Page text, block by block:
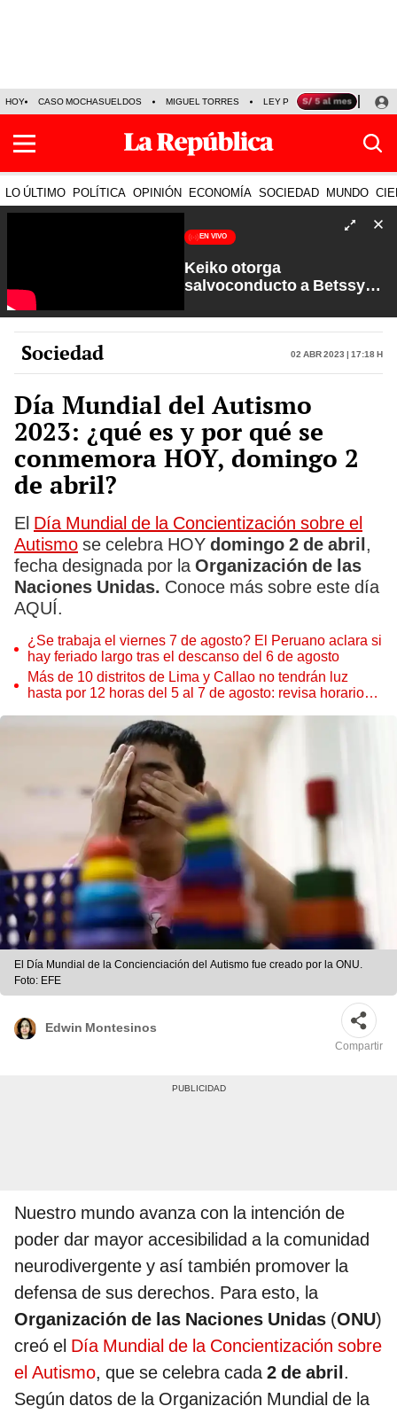
HOY CASO MOCHASUELDOS MIGUEL TORRES LEY PULPÍN PRECIO DEL
LO ÚLTIMO POLÍTICA OPINIÓN ECONOMÍA SOCIEDAD MUNDO
EN VIVO
Keiko otorga
salvoconducto a Betssy
Petroperú | Sin Guion con
Rosa María Palacios
Sociedad 02 Abr 2023 | 17:18 h
Día Mundial del Autismo
2023: ¿qué es y por qué se
conmemora HOY, domingo 2
de abril?
El Día Mundial de la Concientización sobre el
Autismo se celebra HOY domingo 2 de abril,
fecha designada por la Organización de las
Naciones Unidas. Conoce más sobre este día
AQUÍ.
¿Se trabaja el viernes 7 de agosto? El Peruano aclara si
hay feriado largo tras el descanso del 6 de agosto
Más de 10 distritos de Lima y Callao no tendrán luz
hasta por 12 horas del 5 al 7 de agosto: revisa horarios y
El Día Mundial de la Concienciación del Autismo fue creado por la ONU.
Foto: EFE
Edwin Montesinos
Compartir
Nuestro mundo avanza con la intención de
poder dar mayor accesibilidad a la comunidad
neurodivergente y así también promover la
defensa de sus derechos. Para esto, la
Organización de las Naciones Unidas (ONU)
creó el Día Mundial de la Concientización sobre
el Autismo, que se celebra cada2 de abril.
Según datos de la Organización Mundial de la